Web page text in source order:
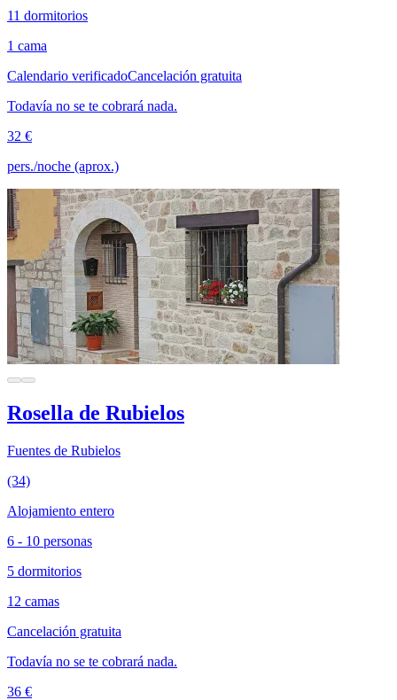
11 dormitorios
1 cama
Calendario verificadoCancelación gratuita
Todavía no se te cobrará nada.
32 €
pers./noche (aprox.)
Rosella de Rubielos
Fuentes de Rubielos
(34)
Alojamiento entero
6 - 10 personas
5 dormitorios
12 camas
Cancelación gratuita
Todavía no se te cobrará nada.
36 €